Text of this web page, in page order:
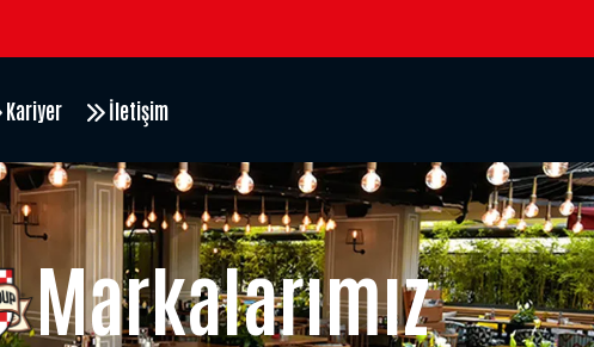
Kariyer İletişim
Markalarımız